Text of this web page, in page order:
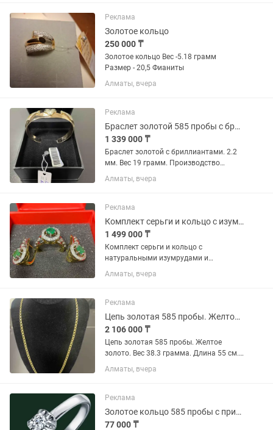
Реклама
Золотое кольцо
250 000 ₸
Золотое кольцо Вес -5.18 грамм
Размер - 20,5 Фианиты
Алматы, вчера
Реклама
Браслет золотой 585 пробы с бриллиантами.
1 339 000 ₸
Браслет золотой с бриллиантами. 2.2
мм. Вес 19 грамм. Производство
Россия. Имеется электронная проба
пробирной инспекции Р. К.
Алматы, вчера
Реклама
Комплект серьги и кольцо с изумрудом и бриллиантами 750 пробы.
1 499 000 ₸
Комплект серьги и кольцо с
натуральными изумрудами и
бриллиантами. Желтое золото. Проба
750. Вес 16.6 грамма. Размер кольца
Алматы, вчера
Реклама
Цепь золотая 585 пробы. Желтое золото.
2 106 000 ₸
Цепь золотая 585 пробы. Желтое
золото. Вес 38.3 грамма. Длина 55 см.
Состояние нового изделия. Лучшая
цена по 55000 за грамм.
Алматы, вчера
Реклама
Золотое кольцо 585 пробы с природными бриллиантами .
77 000 ₸